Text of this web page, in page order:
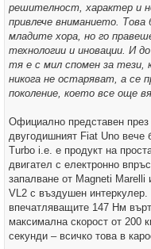
решителност, характер и
привлече вниманието.
младите хора, но го
технологии и иновации. И
тя е с мил спомен за тези,
никога не остаряват, а се
поколение, което все още
Официално представен през
двугодишният Fiat Uno
Turbo i.e. е продукт на
двигател с електронно
запалване от Magneti Marelli
VL2 с въздушен
впечатляващите 147 Нм
максимална скорост от 200
секунди – всичко това в